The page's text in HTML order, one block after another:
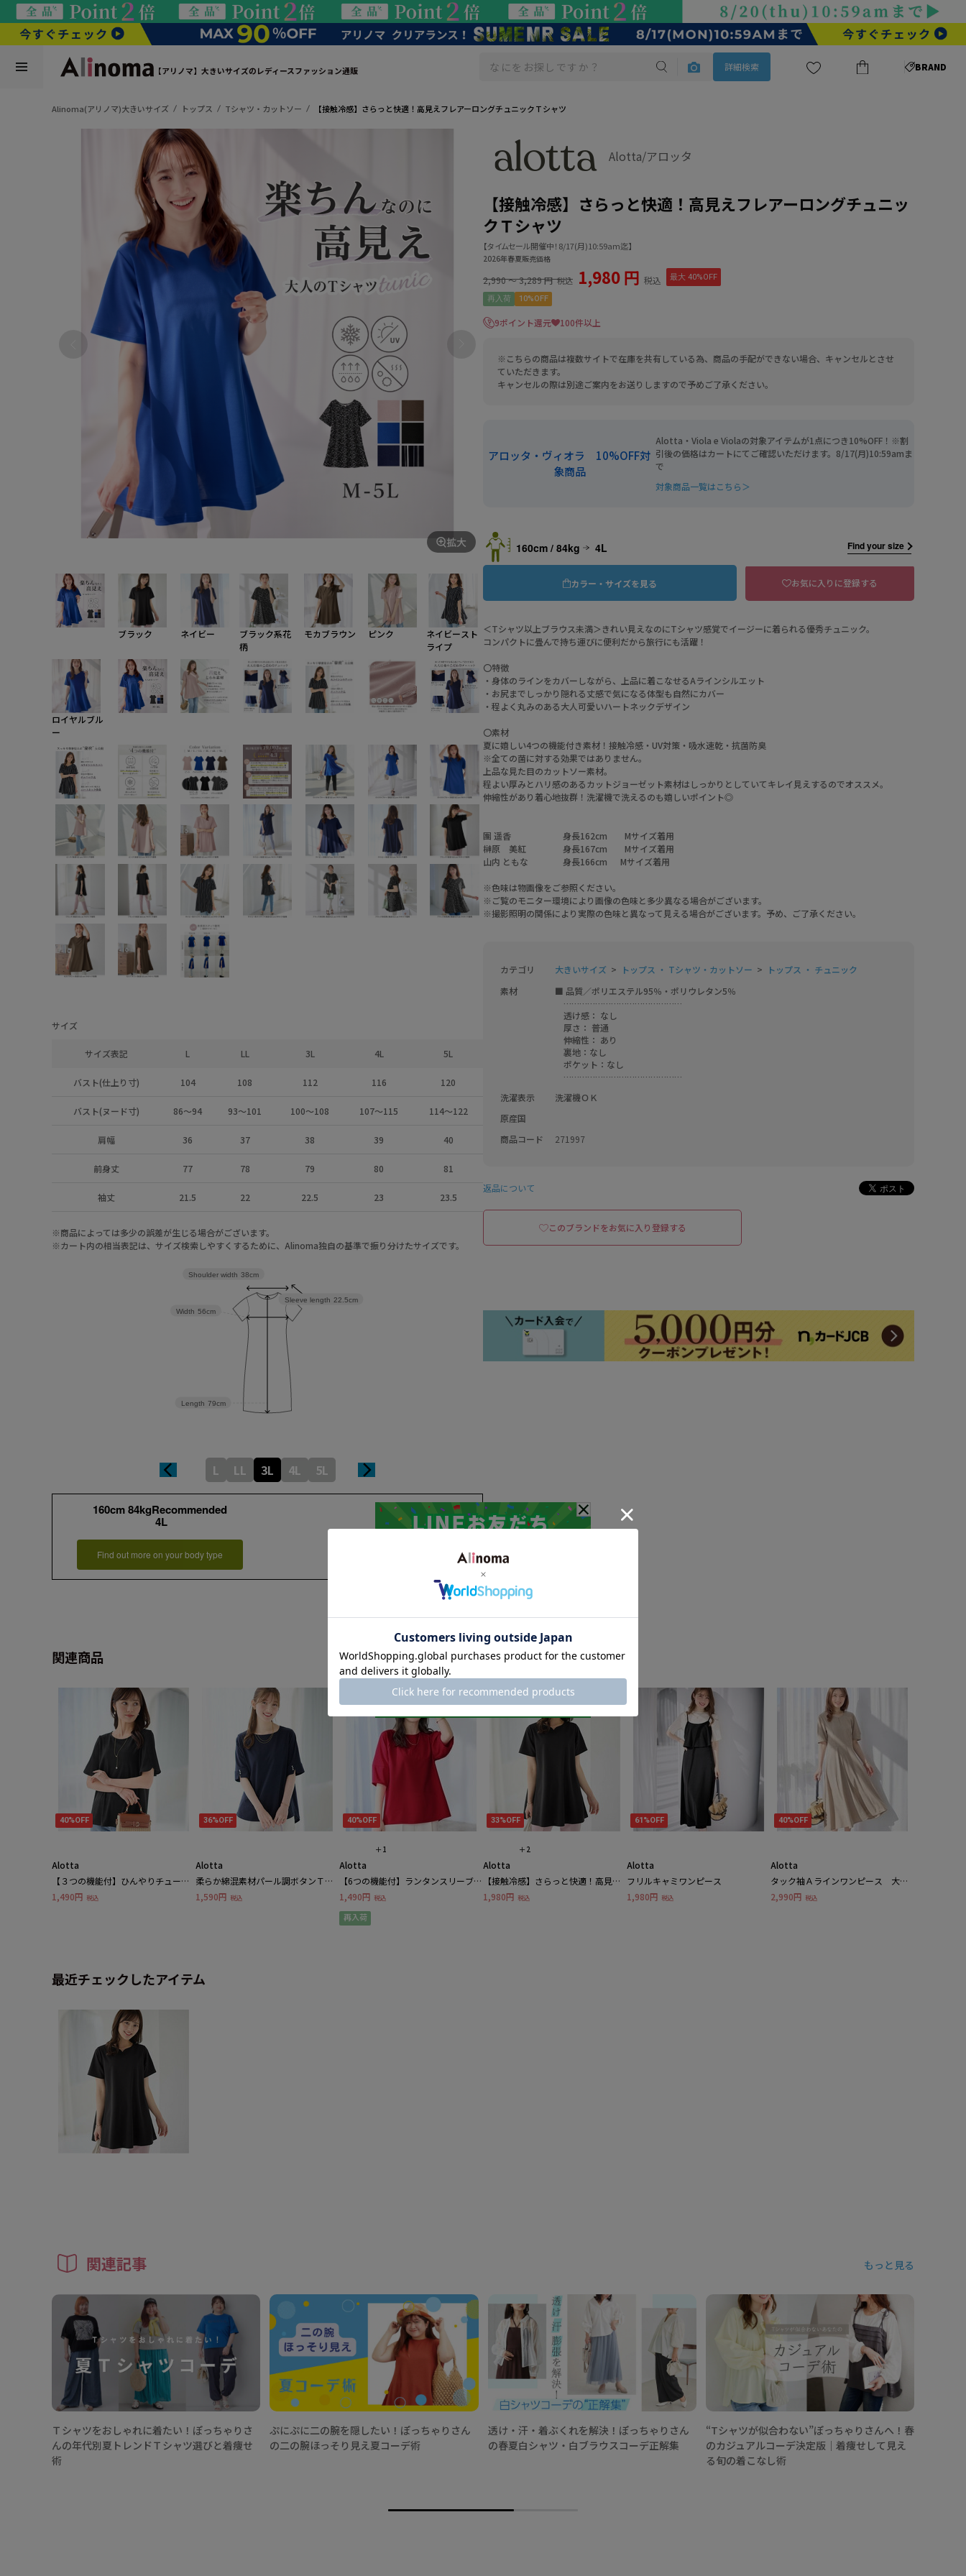
【アリノマ】大きいサイズのレディースファッション通販 詳細検索 BRAND
Alinoma(アリノマ)大きいサイズ トップス Tシャツ・カットソー 【接触冷感】さらっと快適！高見えフレアーロングチュニックＴシャツ
拡大
ブラック ネイビー
ブラック系花
柄
モカブラウン ピンク
ネイビースト
ライプ
ロイヤルブル
ー
サイズ
サイズ表記 L LL 3L 4L 5L
バスト(仕上り寸) 104 108 112 116 120
バスト(ヌード寸) 86～94 93～101 100～108 107～115 114～122
肩幅 36 37 38 39 40
前身丈 77 78 79 80 81
袖丈 21.5 22 22.5 23 23.5
※商品によっては多少の誤差が生じる場合がございます。
※カート内の相当表記は、サイズ検索しやすくするために、Alinoma独自の基準で振り分けたサイズです。
Sleeve length 22.5cm
Length 79cm
Width 56cm
Shoulder width 38cm
L LL 3L 4L 5L
160cm 84kgRecommended
4L
Find out more on your body type
Alotta/アロッタ
【接触冷感】さらっと快適！高見えフレアーロングチュニッ
クＴシャツ
【タイムセール開催中！8/17(月)10:59am迄】
2026年春夏販売価格
2,990〜3,289 円 税込 1,980 円 税込 最大 40%OFF
再入荷 10%OFF
9ポイント還元 100件以上
※こちらの商品は複数サイトで在庫を共有している為、商品の手配ができない場合、キャンセルとさせ
ていただきます。
キャンセルの際は別途ご案内をお送りしますので予めご了承ください。
アロッタ・ヴィオラ 10%OFF対
象商品
Alotta・Viola e Violaの対象アイテムが1点につき10%OFF！※割
引後の価格はカートにてご確認いただけます。8/17(月)10:59amま
で
対象商品一覧はこちら＞
160cm / 84kg 4L Find your size
カラー・サイズを見る お気に入りに登録する
＜Tシャツ以上ブラウス未満＞きれい見えなのにTシャツ感覚でイージーに着られる優秀チュニック。
コンパクトに畳んで持ち運びに便利だから旅行にも活躍！
〇特徴
・身体のラインをカバーしながら、上品に着こなせるAラインシルエット
・お尻までしっかり隠れる丈感で気になる体型も自然にカバー
・程よく丸みのある大人可愛いハートネックデザイン
〇素材
夏に嬉しい4つの機能付き素材！接触冷感・UV対策・吸水速乾・抗菌防臭
※全ての菌に対する効果ではありません。
上品な見た目のカットソー素材。
程よい厚みとハリ感のあるカットジョーゼット素材はしっかりとしていてキレイ見えするのでオススメ。
伸縮性があり着心地抜群！洗濯機で洗えるのも嬉しいポイント◎
團 遥香 身長162cm Mサイズ着用
榊原 美紅 身長167cm Mサイズ着用
山内 ともな 身長166cm Mサイズ着用
※色味は物画像をご参照ください。
※ご覧のモニター環境により画像の色味と多少異なる場合がございます。
※撮影照明の関係により実際の色味と異なって見える場合がございます。予め、ご了承ください。
カテゴリ 大きいサイズ トップス ・ Tシャツ・カットソー
トップス ・ チュニック
素材
■ 品質／ポリエステル95％・ポリウレタン5％
………………………………………
透け感： なし
厚さ： 普通
伸縮性： あり
裏地：なし
ポケット：なし
………………………………………
洗濯表示
洗濯機ＯＫ
原産国
商品コード
271997
返品について
このブランドをお気に入り登録する
関連商品
40%OFF
Alotta
【３つの機能付】ひんやりチューリ
ップ袖Tシャツブラウス
1,490円 税込
36%OFF
Alotta
柔らか綿混素材パール調ボタンＴシ
ャツ
1,590円 税込
40%OFF
＋1
Alotta
【6つの機能付】ランタンスリーブカ
ットソー
1,490円 税込
再入荷
33%OFF
＋2
Alotta
【接触冷感】さらっと快適！高見え
フレアーロングチュニックＴシャツ
1,980円 税込
61%OFF
Alotta
フリルキャミワンピース
1,980円 税込
40%OFF
Alotta
タック袖Ａラインワンピース 大き
いサイズレディース
2,990円 税込
最近チェックしたアイテム
関連記事 もっと見る
Ｔシャツをおしゃれに着たい！ぽっちゃりさ
んの年代別夏トレンドＴシャツ選びと着痩せ
術
ぷにぷに二の腕を隠したい！ぽっちゃりさん
の二の腕ほっそり見え夏コーデ術
透け・汗・着ぶくれを解決！ぽっちゃりさん
の春夏白シャツ・白ブラウスコーデ正解集
“Tシャツが似合わない”ぽっちゃりさんへ！春
のカジュアルコーデ決定版│着痩せして見え
る旬の着こなし術